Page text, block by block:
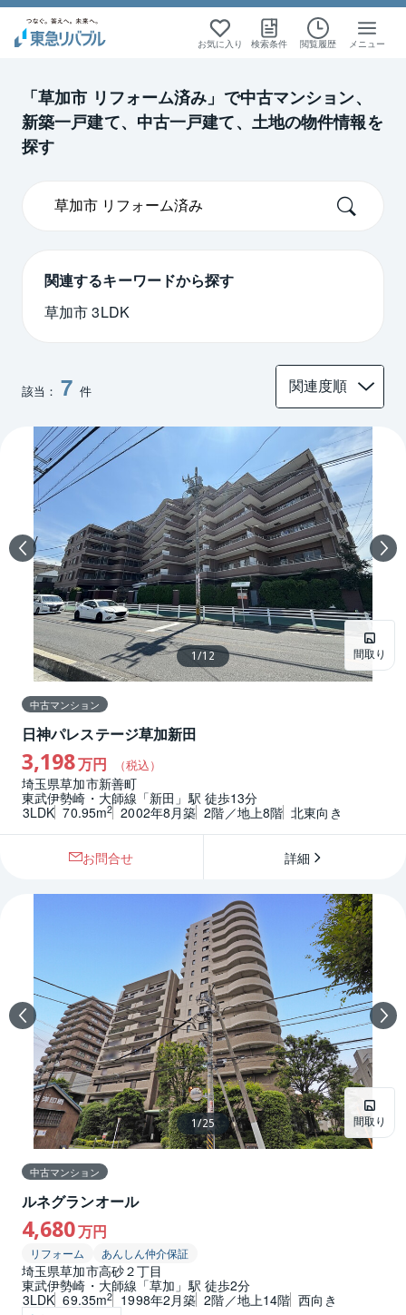
お気に入り 検索条件 閲覧履歴 メニュー
「草加市 リフォーム済み」で中古マンション、
新築一戸建て、中古一戸建て、土地の物件情報を
探す
関連するキーワードから探す
草加市 3LDK
該当： 7 件
間取り
1/12
中古マンション
日神パレステージ草加新田
3,198万円 （税込）
埼玉県草加市新善町
東武伊勢崎・大師線「新田」駅 徒歩13分
3LDK 70.95m2 2002年8月築 2階／地上8階 北東向き
お問合せ 詳細
間取り
1/25
中古マンション
ルネグランオール
4,680万円
リフォーム あんしん仲介保証
埼玉県草加市高砂２丁目
東武伊勢崎・大師線「草加」駅 徒歩2分
3LDK 69.35m2 1998年2月築 2階／地上14階 西向き
絞り込み検索
埼玉
絞り込み検索
中古マンション
絞り込み検索
埼玉
絞り込み検索
中古マンション